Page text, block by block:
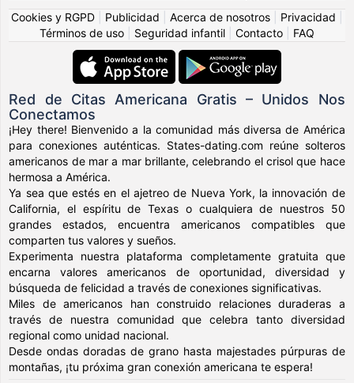
Cookies y RGPD
Publicidad Acerca de nosotros Privacidad
Términos de uso
Seguridad infantil Contacto FAQ
Red de Citas Americana Gratis – Unidos Nos
Conectamos
¡Hey there! Bienvenido a la comunidad más diversa de América
para conexiones auténticas. States-dating.com reúne solteros
americanos de mar a mar brillante, celebrando el crisol que hace
hermosa a América.
Ya sea que estés en el ajetreo de Nueva York, la innovación de
California, el espíritu de Texas o cualquiera de nuestros 50
grandes estados, encuentra americanos compatibles que
comparten tus valores y sueños.
Experimenta nuestra plataforma completamente gratuita que
encarna valores americanos de oportunidad, diversidad y
búsqueda de felicidad a través de conexiones significativas.
Miles de americanos han construido relaciones duraderas a
través de nuestra comunidad que celebra tanto diversidad
regional como unidad nacional.
Desde ondas doradas de grano hasta majestades púrpuras de
montañas, ¡tu próxima gran conexión americana te espera!